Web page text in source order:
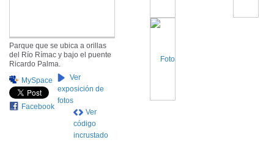
Parque que se ubica a orillas
del Río Rímac y bajo el puente
Ricardo Palma.
MySpace
Facebook
Ver
exposición de
fotos
Ver
código
incrustado